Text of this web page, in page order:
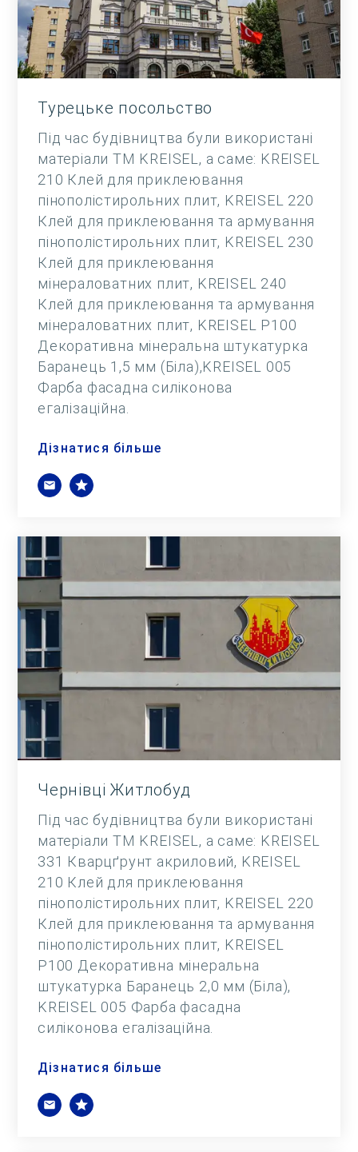
Турецьке посольство
Під час будівництва були використані
матеріали ТМ KREISEL, а саме: KREISEL
210 Клей для приклеювання
пінополістирольних плит, KREISEL 220
Клей для приклеювання та армування
пінополістирольних плит, KREISEL 230
Клей для приклеювання
мінераловатних плит, KREISEL 240
Клей для приклеювання та армування
мінераловатних плит, KREISEL Р100
Декоративна мінеральна штукатурка
Баранець 1,5 мм (Біла),KREISEL 005
Фарба фасадна силіконова
егалізаційна.
Дізнатися більше
Чернівці Житлобуд
Під час будівництва були використані
матеріали ТМ KREISEL, а саме: KREISEL
331 Кварцґрунт акриловий, KREISEL
210 Клей для приклеювання
пінополістирольних плит, KREISEL 220
Клей для приклеювання та армування
пінополістирольних плит, KREISEL
Р100 Декоративна мінеральна
штукатурка Баранець 2,0 мм (Біла),
KREISEL 005 Фарба фасадна
силіконова егалізаційна.
Дізнатися більше